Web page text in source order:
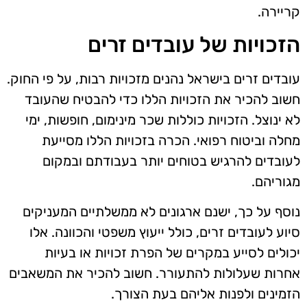
קריירה.
הזכויות של עובדים זרים
עובדים זרים בישראל נהנים מזכויות רבות, על פי החוק.
חשוב להכיר את הזכויות הללו כדי להבטיח שהעובד
לא ינוצל. הזכויות כוללות שכר מינימום, חופשות, ימי
מחלה וביטוח רפואי. הכרה בזכויות הללו מסייעת
לעובדים להרגיש בטוחים יותר בעבודתם ובמקום
מגוריהם.
נוסף על כך, ישנם ארגונים לא ממשלתיים המעניקים
סיוע לעובדים זרים, כולל ייעוץ משפטי והכוונה. אלו
יכולים לסייע במקרים של הפרת זכויות או בעיות
אחרות שעלולות להתעורר. חשוב להכיר את המשאבים
הזמינים ולפנות אליהם בעת הצורך.